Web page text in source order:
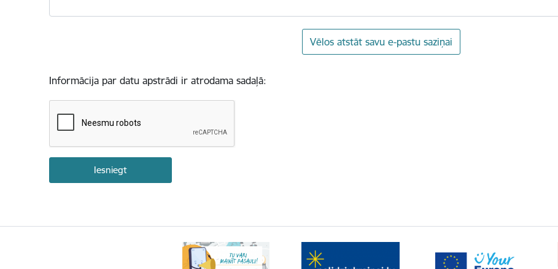
Vēlos atstāt savu e-pastu saziņai
Informācija par datu apstrādi ir atrodama sadaļā: